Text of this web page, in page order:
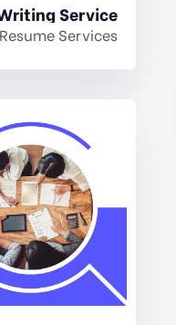
Service
Resume Services